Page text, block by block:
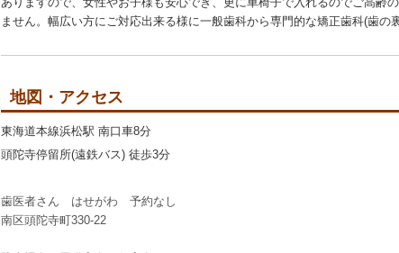
ません。幅広い方にご対応出来る様に一般歯科から専門的な矯正歯科(歯の
地図・アクセス
東海道本線浜松駅 南口車8分
頭陀寺停留所(遠鉄バス) 徒歩3分
歯医者さん はせがわ 予約なし
南区頭陀寺町330-22